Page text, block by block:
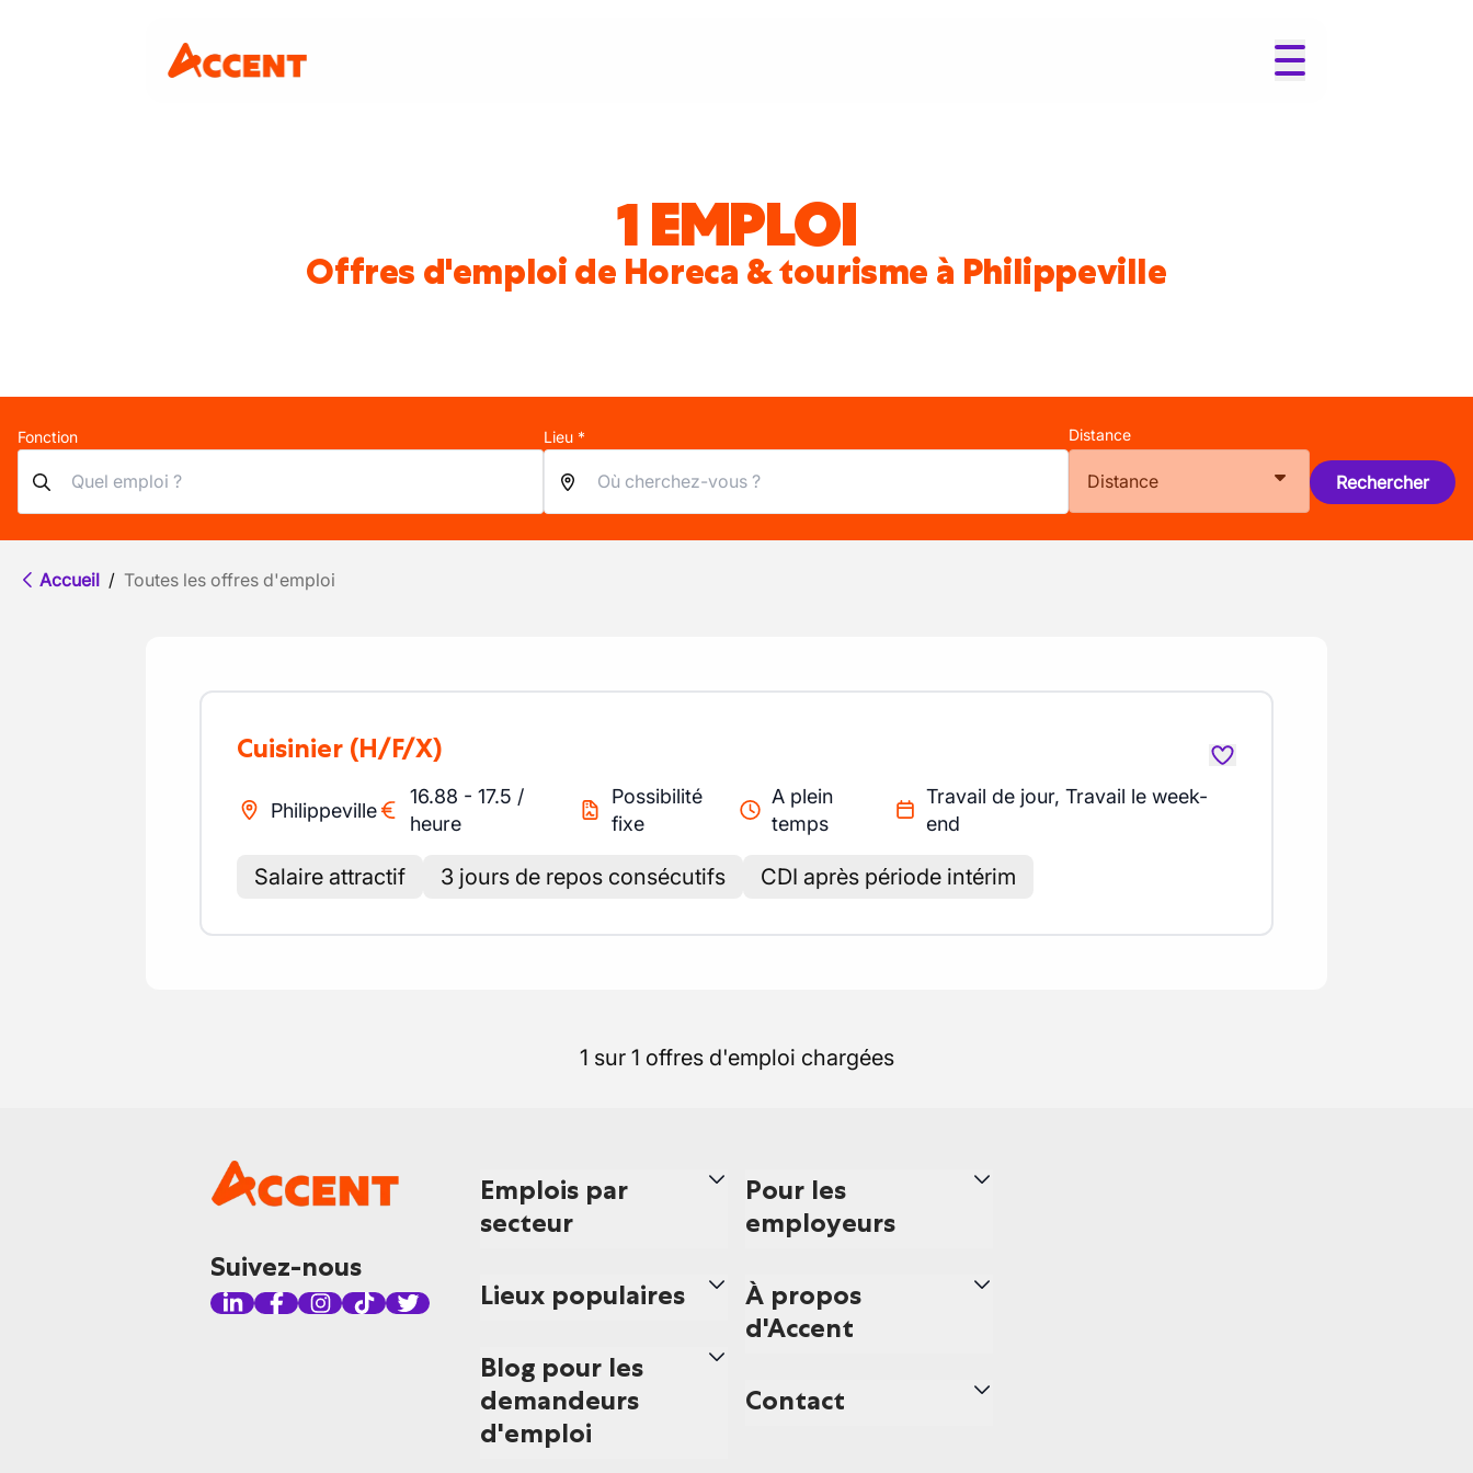
1 EMPLOI
Offres d'emploi de Horeca & tourisme à Philippeville
Fonction Lieu * Distance
Distance Rechercher
Accueil / Toutes les offres d'emploi
Cuisinier (H/F/X)
Philippeville
16.88 - 17.5 /
heure
Possibilité
fixe
A plein
temps
Travail de jour, Travail le week-
end
Salaire attractif 3 jours de repos consécutifs CDI après période intérim
1 sur 1 offres d'emploi chargées
Suivez-nous
Emplois par
secteur
Lieux populaires
Blog pour les
demandeurs
d'emploi
Pour les
employeurs
À propos
d'Accent
Contact